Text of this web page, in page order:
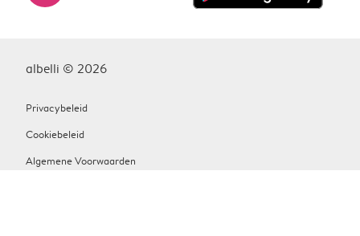
albelli © 2026
Privacybeleid
Cookiebeleid
Algemene Voorwaarden